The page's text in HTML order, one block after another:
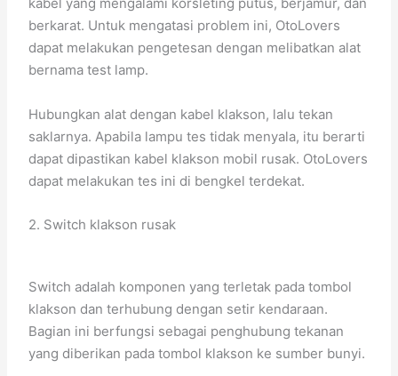
berkarat. Untuk mengatasi problem ini, OtoLovers
dapat melakukan pengetesan dengan melibatkan alat
bernama test lamp.
Hubungkan alat dengan kabel klakson, lalu tekan
saklarnya. Apabila lampu tes tidak menyala, itu berarti
dapat dipastikan kabel klakson mobil rusak. OtoLovers
dapat melakukan tes ini di bengkel terdekat.
2. Switch klakson rusak
Switch adalah komponen yang terletak pada tombol
klakson dan terhubung dengan setir kendaraan.
Bagian ini berfungsi sebagai penghubung tekanan
yang diberikan pada tombol klakson ke sumber bunyi.